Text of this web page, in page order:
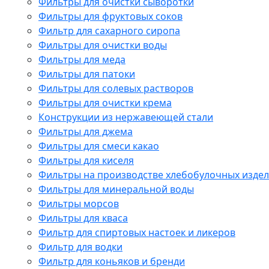
Фильтры для фруктовых соков
Фильтр для сахарного сиропа
Фильтры для очистки воды
Фильтры для меда
Фильтры для патоки
Фильтры для солевых растворов
Фильтры для очистки крема
Конструкции из нержавеющей стали
Фильтры для джема
Фильтры для смеси какао
Фильтры для киселя
Фильтры на производстве хлебобулочных
Фильтры для минеральной воды
Фильтры морсов
Фильтры для кваса
Фильтр для спиртовых настоек и ликеров
Фильтр для водки
Фильтр для коньяков и бренди